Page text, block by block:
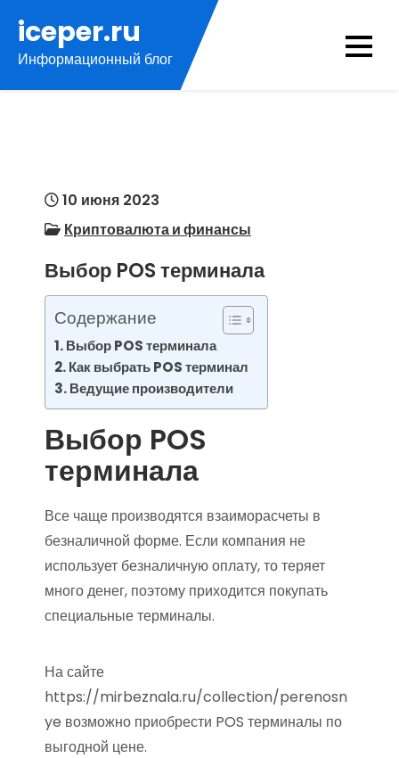
содержимому
iceper.ru
Информационный блог
10 июня 2023
Криптовалюта и финансы
Выбор POS терминала
Содержание
Выбор POS терминала
Как выбрать POS терминал
Ведущие производители
Выбор POS
терминала
Все чаще производятся взаиморасчеты в
безналичной форме. Если компания не
использует безналичную оплату, то теряет
много денег, поэтому приходится покупать
специальные терминалы.
На сайте
https://mirbeznala.ru/collection/perenosn
ye возможно приобрести POS терминалы по
выгодной цене.